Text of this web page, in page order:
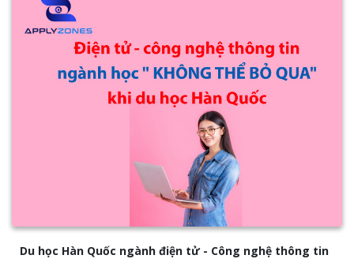
Du học Hàn Quốc ngành điện tử - Công nghệ thông tin